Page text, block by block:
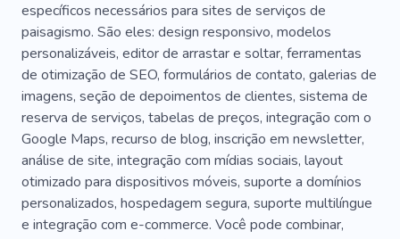
específicos necessários para sites de serviços de
paisagismo. São eles: design responsivo, modelos
personalizáveis, editor de arrastar e soltar, ferramentas
de otimização de SEO, formulários de contato, galerias de
imagens, seção de depoimentos de clientes, sistema de
reserva de serviços, tabelas de preços, integração com o
Google Maps, recurso de blog, inscrição em newsletter,
análise de site, integração com mídias sociais, layout
otimizado para dispositivos móveis, suporte a domínios
personalizados, hospedagem segura, suporte multilíngue
e integração com e-commerce. Você pode combinar,